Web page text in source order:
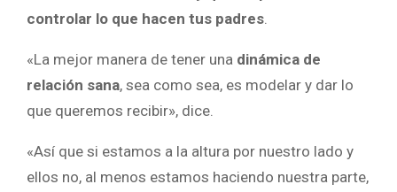
controlar lo que hacen tus padres
«La mejor manera de tener una dinámica de
relación sana, sea como sea, es modelar y dar lo
que queremos recibir», dice.
«Así que si estamos a la altura por nuestro lado y
ellos no, al menos estamos haciendo nuestra parte,